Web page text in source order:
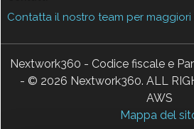
Contatta il nostro team per maggiori
Nextwork360 - Codice fiscale e
- © 2026 Nextwork360. ALL
AWS
Mappa del